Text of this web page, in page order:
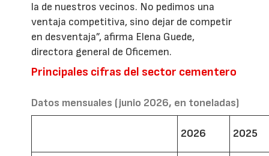
la de nuestros vecinos. No pedimos una
ventaja competitiva, sino dejar de competir
en desventaja”, afirma Elena Guede,
directora general de Oficemen.
Principales cifras del sector cementero
Datos mensuales (junio 2026, en toneladas)
2026 2025